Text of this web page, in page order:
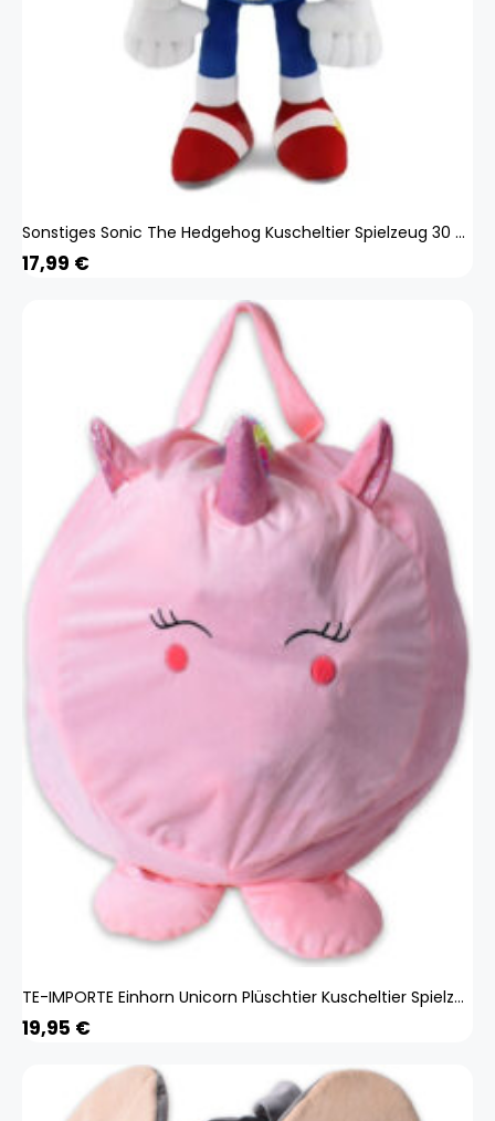
Sonstiges Sonic The Hedgehog Kuscheltier Spielzeug 30 cm Cartoon Plüschtier
17,99 €
TE-IMPORTE Einhorn Unicorn Plüschtier Kuscheltier Spielzeug Aufbewahrung Plüschsack 65cm
19,95 €